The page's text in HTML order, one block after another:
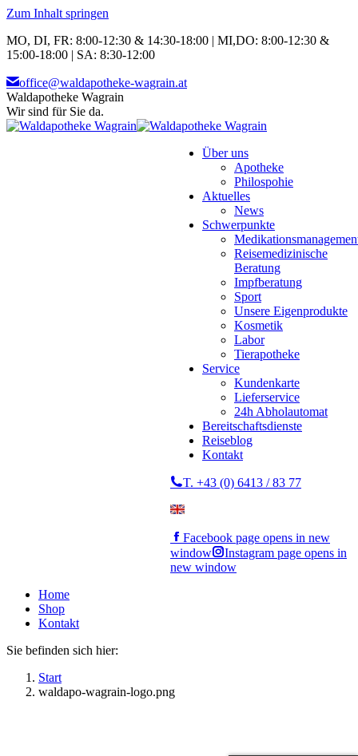
Zum Inhalt springen
MO, DI, FR: 8:00-12:30 & 14:30-18:00 | MI,DO: 8:00-12:30 &
15:00-18:00 | SA: 8:30-12:00
office@waldapotheke-wagrain.at
Waldapotheke Wagrain
Wir sind für Sie da.
Über uns
Apotheke
Philospohie
Aktuelles
News
Schwerpunkte
Reisemedizinische
Beratung
Impfberatung
Sport
Unsere Eigenprodukte
Kosmetik
Labor
Tierapotheke
Service
Kundenkarte
Lieferservice
24h Abholautomat
Bereitschaftsdienste
Reiseblog
Kontakt
T. +43 (0) 6413 / 83 77
Facebook page opens in new
window
Instagram page opens in
new window
Home
Shop
Kontakt
Sie befinden sich hier:
Start
waldapo-wagrain-logo.png